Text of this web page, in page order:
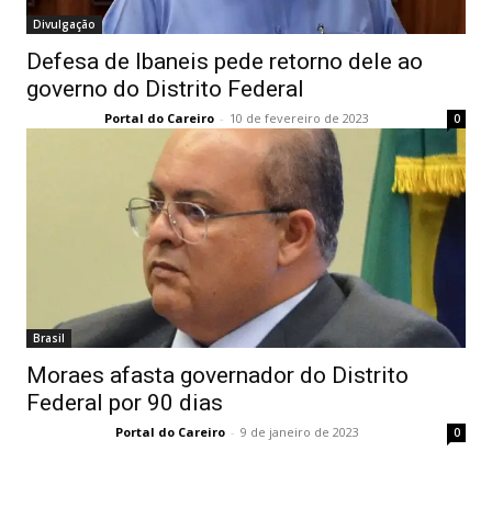
Divulgação
Defesa de Ibaneis pede retorno dele ao
governo do Distrito Federal
Portal do Careiro - 10 de fevereiro de 2023 0
Brasil
Moraes afasta governador do Distrito
Federal por 90 dias
Portal do Careiro - 9 de janeiro de 2023 0